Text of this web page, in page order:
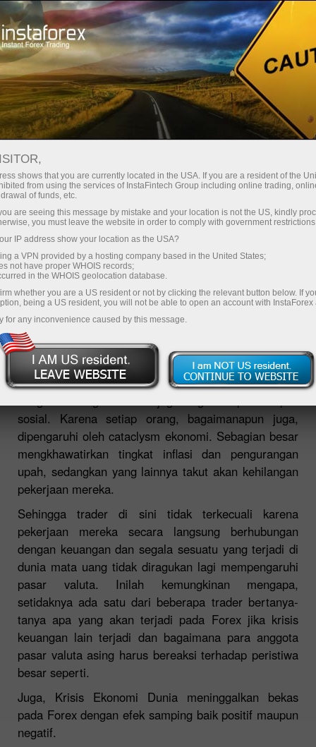
Untuk Pemula
Informasi yang berguna
FOREX DAN KRISIS
EKONOMI DUNIA
Buka akun trading
Buka akun demo
Krisis Ekonomi Dunia menjadi pembicaraan yang
hangat tidak hanya bagi mereka yang berhubungan
sosial. Karena setiap orang, bagaimanapun juga,
dipengaruhi oleh cataclysm ekonomi. Sebagian besar
mengkhawatirkan tingkat inflasi dan pengurangan
upah, sedangkan yang lainnya takut akan kehilangan
pekerjaan mereka.
Sehingga trader di sini tidak terkecuali karena
pekerjaan mereka secara langsung berhubungan
dengan keuangan dan segala sesuatu yang terjadi di
dunia mata uang tidak diragukan lagi mempengaruhi
pasar valuta. Inilah kemungkinan mengapa,
setidaknya ada satu dari beberapa trader bertanya-
tanya apa yang akan terjadi pada Forex jika krisis
keuangan lain terjadi dan bagaimana para anggota
pasar valuta asing harus bereaksi terhadap peristiwa
besar seperti.
Juga, Krisis Ekonomi Dunia meninggalkan bekas
pada Forex dengan efek samping baik positif maupun
negatif.
shows that you are currently located in the USA. If you are a resident of the
from using the services of InstaFintech Group including online trading,
of funds, etc.
are seeing this message by mistake and your location is not the US, kindly
you must leave the website in order to comply with government
IP address show your location as the USA?
a VPN provided by a hosting company based in the United States;
not have proper WHOIS records;
in the WHOIS geolocation database.
whether you are a US resident or not by clicking the relevant button below. If
being a US resident, you will not be able to open an account with InstaForex
for any inconvenience caused by this message.